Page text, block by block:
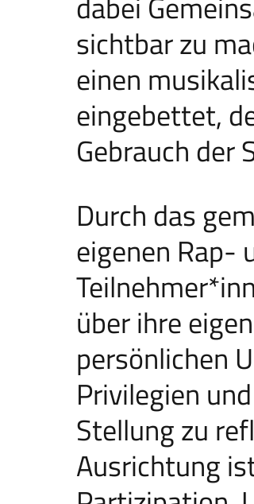
sichtbar zu
einen
eingebettet,
Gebrauch der
Durch das
eigenen Rap-
über ihre
persönlichen
Privilegien
Stellung zu
Ausrichtung